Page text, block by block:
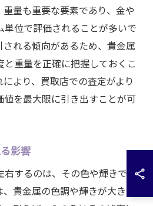
量も重要な要素であり、金や
単位で評価されることが多いで
れる傾向があるため、貴金属
と重量を正確に把握しておくこ
より、買取店での査定がより
を最大限に引き出すことが可
影響
するのは、その色や輝きで
貴金属の色調や輝きが大きな